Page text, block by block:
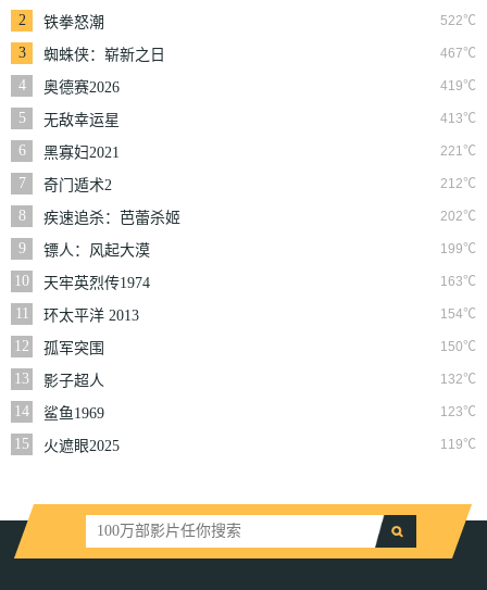
2 522℃
铁拳怒潮
3
467℃
蜘蛛侠：崭新之日
4
419℃
奥德赛2026
5
413℃
无敌幸运星
6
221℃
黑寡妇2021
7
212℃
奇门遁术2
8
202℃
疾速追杀：芭蕾杀姬
9
199℃
镖人：风起大漠
10
163℃
天牢英烈传1974
11
154℃
环太平洋 2013
12
150℃
孤军突围
13
132℃
影子超人
14
123℃
鲨鱼1969
15
119℃
火遮眼2025